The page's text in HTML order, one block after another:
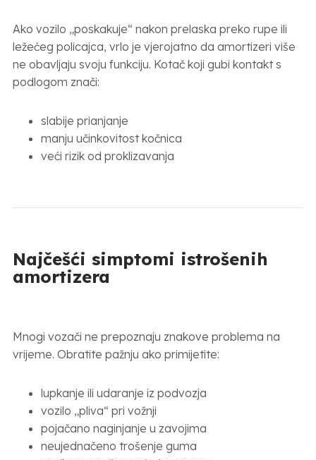
Ako vozilo „poskakuje“ nakon prelaska preko rupe ili
ležećeg policajca, vrlo je vjerojatno da amortizeri više
ne obavljaju svoju funkciju. Kotač koji gubi kontakt s
podlogom znači:
slabije prianjanje
manju učinkovitost kočnica
veći rizik od proklizavanja
Najčešći simptomi istrošenih
amortizera
Mnogi vozači ne prepoznaju znakove problema na
vrijeme. Obratite pažnju ako primijetite:
lupkanje ili udaranje iz podvozja
vozilo „pliva“ pri vožnji
pojačano naginjanje u zavojima
neujednačeno trošenje guma